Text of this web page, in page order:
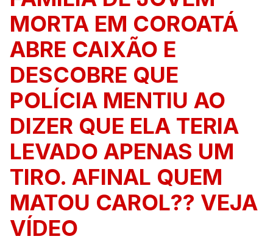
MORTA EM COROATÁ
ABRE CAIXÃO E
DESCOBRE QUE
POLÍCIA MENTIU AO
DIZER QUE ELA TERIA
LEVADO APENAS UM
TIRO. AFINAL QUEM
MATOU CAROL?? VEJA
VÍDEO